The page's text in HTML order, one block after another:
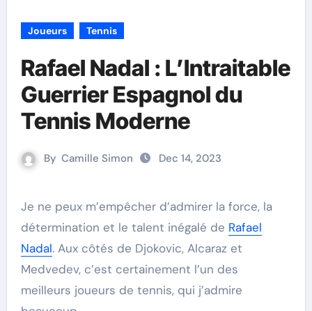
Joueurs Tennis
Rafael Nadal : L’Intraitable
Guerrier Espagnol du
Tennis Moderne
By Camille Simon Dec 14, 2023
Je ne peux m’empêcher d’admirer la force, la
détermination et le talent inégalé de Rafael
Nadal. Aux côtés de Djokovic, Alcaraz et
Medvedev, c’est certainement l’un des
meilleurs joueurs de tennis, qui j’admire